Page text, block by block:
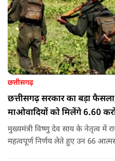
छत्तीसगढ़
छत्तीसगढ़ सरकार का बड़ा
माओवादियों को मिलेंगे 6.60
मुख्यमंत्री विष्णु देव साय के नेतृत्व में
महत्वपूर्ण निर्णय लेते हुए उन 66